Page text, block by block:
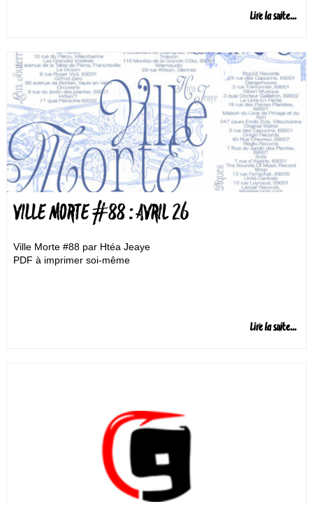
Lire la suite...
VILLE MORTE #88 : AVRIL 26
Ville Morte #88 par Htéa Jeaye
PDF à imprimer soi-même
Lire la suite...